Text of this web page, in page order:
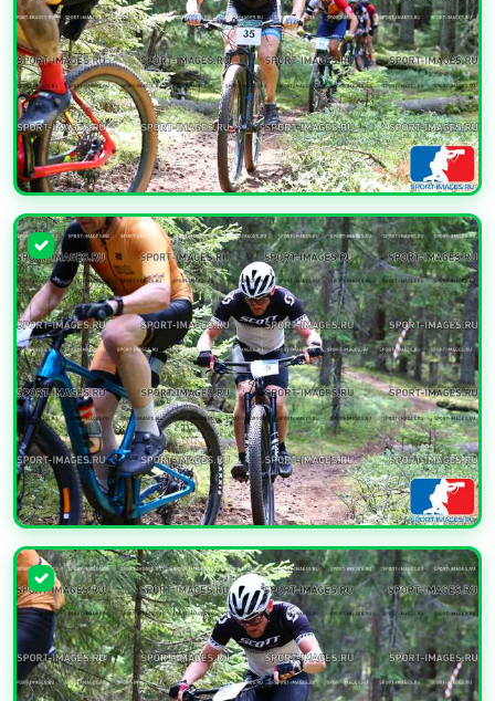
УВЕЛИЧИТЬ
УВЕЛИЧИТЬ